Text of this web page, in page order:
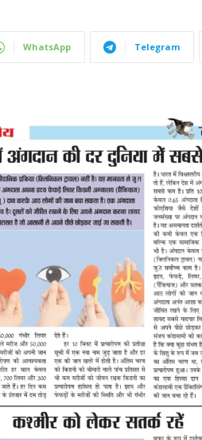
WhatsApp Telegram